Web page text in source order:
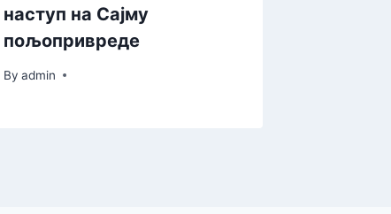
наступ на Сајму
пољопривреде
By admin